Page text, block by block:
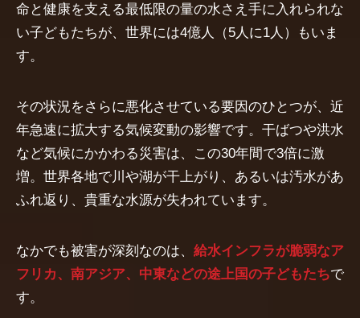
命と健康を支える最低限の量の水さえ手に入れられな
い子どもたちが、世界には4億人（5人に1人）もいま
す。
その状況をさらに悪化させている要因のひとつが、近
年急速に拡大する気候変動の影響です。干ばつや洪水
など気候にかかわる災害は、この30年間で3倍に激
増。世界各地で川や湖が干上がり、あるいは汚水があ
ふれ返り、貴重な水源が失われています。
なかでも被害が深刻なのは、 給水インフラが脆弱なア
フリカ、南アジア、中東などの途上国の子どもたちで
す。